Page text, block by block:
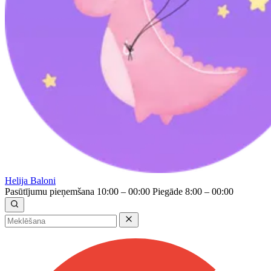
Helija Baloni
Pasūtījumu pieņemšana 10:00 – 00:00 Piegāde 8:00 – 00:00